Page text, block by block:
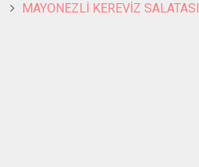
MAYONEZLİ KEREVİZ SALATASI